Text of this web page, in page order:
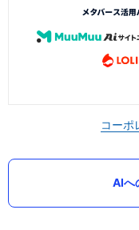
コーポ
AIへ